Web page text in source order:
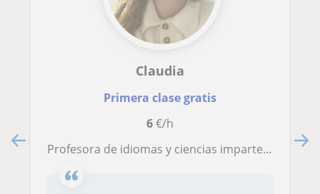
Claudia
Primera clase gratis
6€/h
Profesora de idiomas y ciencias imparte clases a chic@s de nivel de colegio y E.S.O